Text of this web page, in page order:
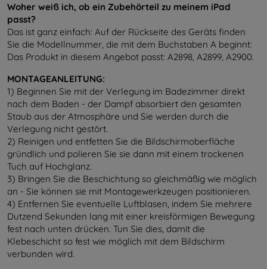
Woher weiß ich, ob ein Zubehörteil zu meinem iPad
passt?
Das ist ganz einfach: Auf der Rückseite des Geräts finden
Sie die Modellnummer, die mit dem Buchstaben A beginnt:
Das Produkt in diesem Angebot passt: A2898, A2899, A2900.
MONTAGEANLEITUNG:
1) Beginnen Sie mit der Verlegung im Badezimmer direkt
nach dem Baden - der Dampf absorbiert den gesamten
Staub aus der Atmosphäre und Sie werden durch die
Verlegung nicht gestört.
2) Reinigen und entfetten Sie die Bildschirmoberfläche
gründlich und polieren Sie sie dann mit einem trockenen
Tuch auf Hochglanz.
3) Bringen Sie die Beschichtung so gleichmäßig wie möglich
an - Sie können sie mit Montagewerkzeugen positionieren.
4) Entfernen Sie eventuelle Luftblasen, indem Sie mehrere
Dutzend Sekunden lang mit einer kreisförmigen Bewegung
fest nach unten drücken. Tun Sie dies, damit die
Klebeschicht so fest wie möglich mit dem Bildschirm
verbunden wird.